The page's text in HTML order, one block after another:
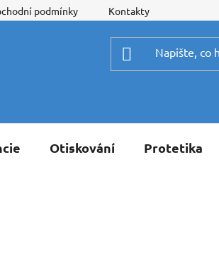
podmínky Kontakty
Otiskování Protetika